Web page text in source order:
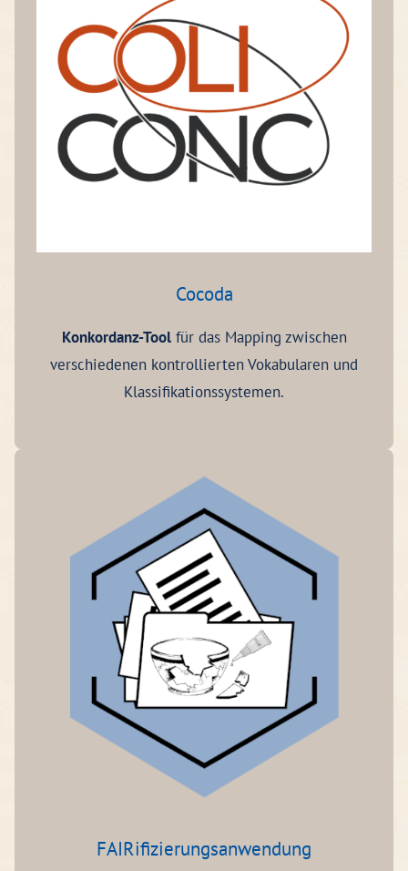
Cocoda
Konkordanz-Toolfür das Mapping zwischen
verschiedenen kontrollierten Vokabularen und
Klassifikationssystemen.
FAIRifizierungsanwendung